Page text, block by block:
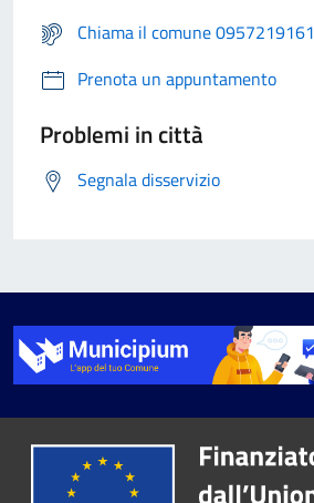
Chiama il comune 0957219161
Prenota un appuntamento
Problemi in città
Segnala disservizio